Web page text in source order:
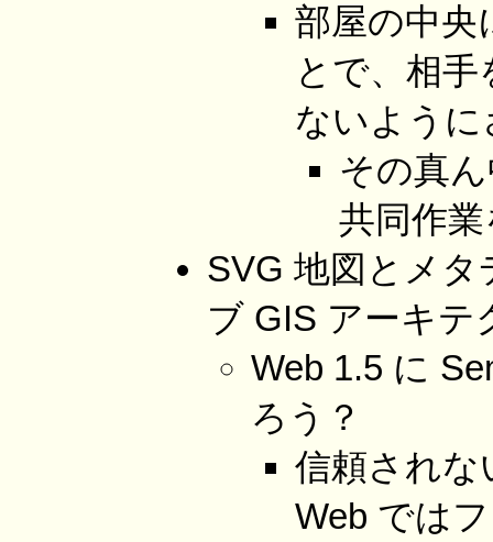
部屋の中央
とで、相
ないよう
その真
共同作
SVG 地図とメ
ブ GIS アーキテ
Web 1.5 に
ろう？
信頼されな
Web では